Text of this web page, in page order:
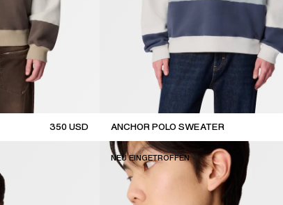
350USD ANCHOR POLO SWEATER
new arrival
NEU EINGETROFFEN